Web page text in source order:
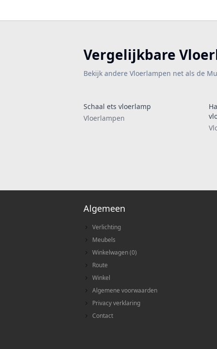
Vergelijkbare
Bekijk andere Vloerlampen net als de
Schaal ets vloerlamp
Vloerlampen
Algemeen
Verlichting
Meubels
Winkelwagen(0)
Route
Winkel
Algemene voorwaarden
Privacy verklaring
Contact